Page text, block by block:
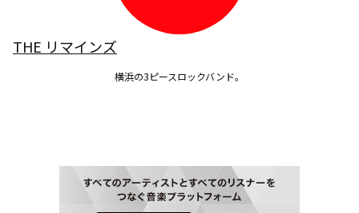
THE リマインズ
横浜の3ピースロックバンド。